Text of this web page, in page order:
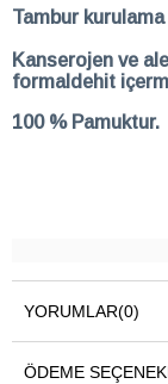
Tambur kurulama
Kanserojen ve
formaldehit
100 % Pamuktur.
YORUMLAR(0)
ÖDEME